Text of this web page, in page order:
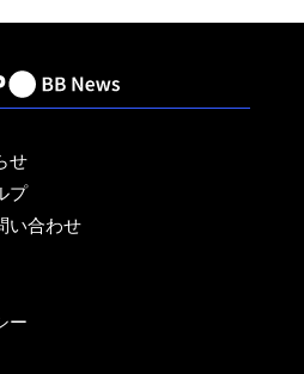
せ
プ
い合わせ
ー